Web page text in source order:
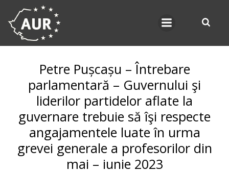
Petre Pușcașu – Întrebare
parlamentară – Guvernului şi
liderilor partidelor aflate la
guvernare trebuie să îşi respecte
angajamentele luate în urma
grevei generale a profesorilor din
mai – iunie 2023